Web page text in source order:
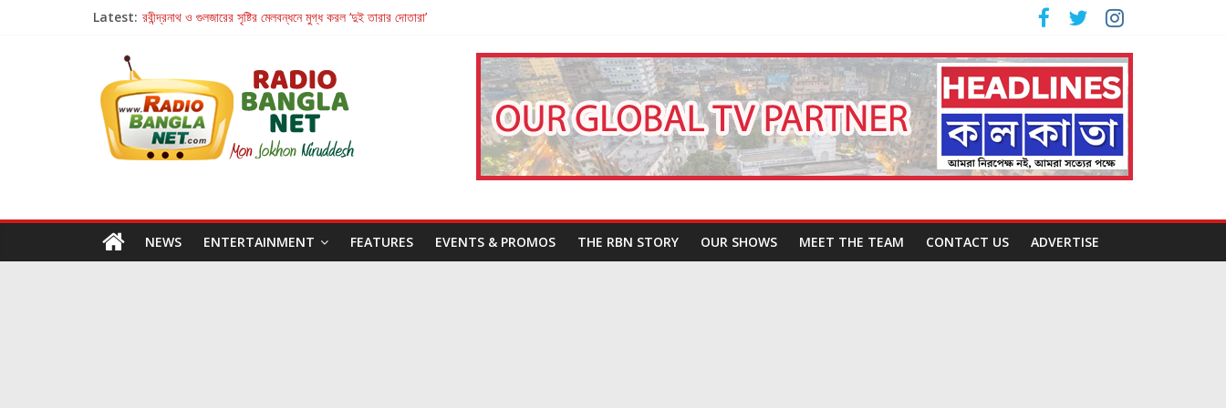
Latest: রবীন্দ্রনাথ ও গুলজারের সৃষ্টির মেলবন্ধনে মুগ্ধ করল ‘দুই তারার দোতারা’
Retribution: A Thought-Provoking Short Film That Challenges Our Understanding of Justice
হাওয়া বদলের টলিউডে ‘তুমি এলে তাই’
NEWS ENTERTAINMENT FEATURES EVENTS & PROMOS THE RBN STORY OUR SHOWS MEET THE TEAM CONTACT US ADVERTISE